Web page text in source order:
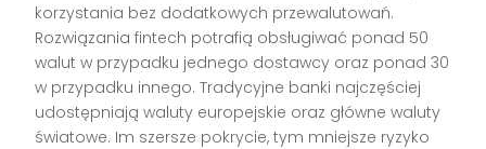
korzystania bez dodatkowych przewalutowań.
Rozwiązania fintech potrafią obsługiwać ponad 50
walut w przypadku jednego dostawcy oraz ponad 30
w przypadku innego. Tradycyjne banki najczęściej
udostępniają waluty europejskie oraz główne waluty
światowe. Im szersze pokrycie, tym mniejsze ryzyko